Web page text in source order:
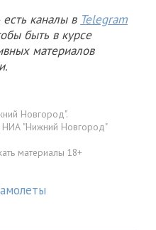
каналы в Telegram
быть в курсе
материалов
Новгород".
НИА "Нижний Новгород"
материалы 18+